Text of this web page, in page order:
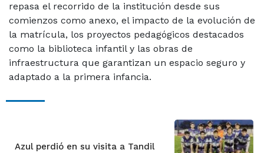
repasa el recorrido de la institución desde sus
comienzos como anexo, el impacto de la evolución de
la matrícula, los proyectos pedagógicos destacados
como la biblioteca infantil y las obras de
infraestructura que garantizan un espacio seguro y
adaptado a la primera infancia.
Azul perdió en su visita a Tandil